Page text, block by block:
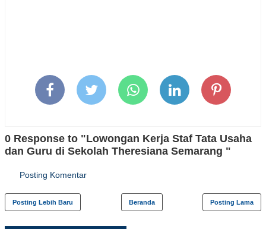
0 Response to "Lowongan Kerja Staf Tata Usaha
dan Guru di Sekolah Theresiana Semarang "
Posting Komentar
Posting Lebih Baru Posting Lama
Beranda